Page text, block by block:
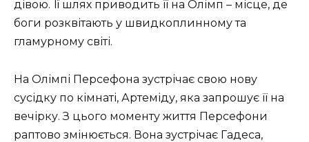
дівою. Її шлях приводить її на Олімп – місце, де
боги розквітають у швидкоплинному та
гламурному світі.
На Олімпі Персефона зустрічає свою нову
сусідку по кімнаті, Артеміду, яка запрошує її на
вечірку. З цього моменту життя Персефони
раптово змінюється. Вона зустрічає Гадеса,